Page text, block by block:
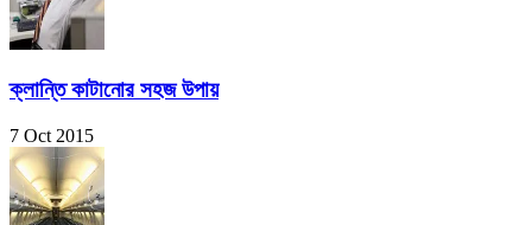
ক্লান্তি কাটানোর সহজ উপায়
7 Oct 2015